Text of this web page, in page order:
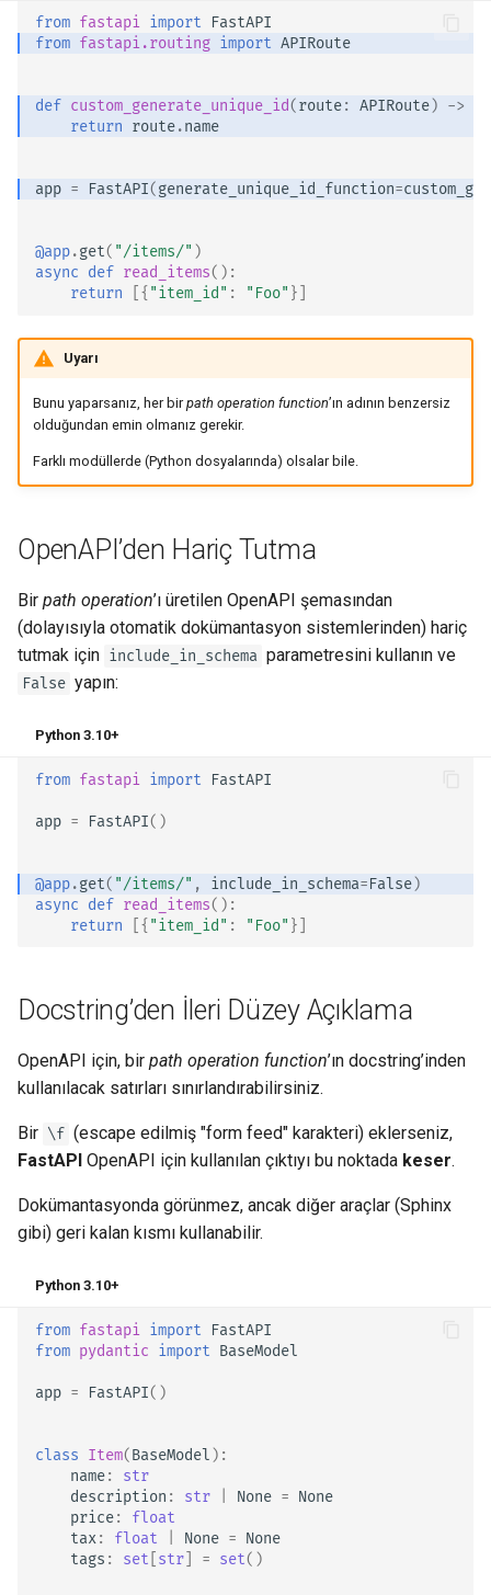
Request Dosyaları
Hataları Yönetme
Path Operation Yapılandırması
JSON Uyumlu Encoder
Body - Güncellemeler
Bağımlılıklar
Güvenlik
Middleware
Sharing)
SQL (İlişkisel) Veritabanları
Daha Büyük Uygulamalar -
Birden Fazla Dosya
JSON Lines Akışı
Server-Sent Events (SSE)
Arka Plan Görevleri
Metadata ve Doküman
URL'leri
Statik Dosyalar
Test Etme
Debugging
Test Client - TestClient
from fastapi import
FastAPI
from fastapi.routing import APIRoute
def custom_generate_unique_id(route: APIRoute) ->
return route.name
app = FastAPI(generate_unique_id_function=
@app.get( "/items/" )
async def read_items():
return
[{ "item_id" : "Foo" }]
Uyarı
Bunu yaparsanız, her birpath operation function’ın adının benzersiz
olduğundan emin olmanız gerekir.
Farklı modüllerde (Python dosyalarında) olsalar bile.
OpenAPI’den Hariç Tutma
Bir path operation’ı üretilen OpenAPI şemasından
(dolayısıyla otomatik dokümantasyon sistemlerinden) hariç
tutmak için include_in_schema parametresini kullanın ve
False yapın:
Python 3.10+
from fastapi import FastAPI
app = FastAPI()
@app.get( "/items/" , include_in_schema=False)
async def read_items():
return
[{ "item_id" : "Foo" }]
Docstring’den İleri Düzey Açıklama
OpenAPI için, bir path operation function’ın docstring’inden
kullanılacak satırları sınırlandırabilirsiniz.
Bir \f (escape edilmiş "form feed" karakteri) eklerseniz,
FastAPI OpenAPI için kullanılan çıktıyı bu noktada keser.
Dokümantasyonda görünmez, ancak diğer araçlar (Sphinx
gibi) geri kalan kısmı kullanabilir.
Python 3.10+
from fastapi import
FastAPI
from pydantic import BaseModel
app = FastAPI()
class Item(BaseModel ):
name:
str
description : str None = None
price:
float
tax: float None = None
tags : set str = set()